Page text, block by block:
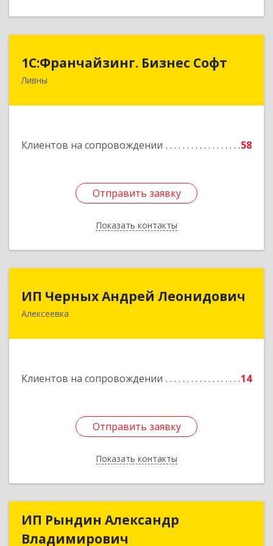
1C:Франчайзинг. Бизнес Софт
Ливны
Клиентов на сопровождении 58
Отправить заявку
Показать контакты
1C:Франчайзинг. Бизнес Софт
303851, Орловская обл, Ливны г, Гайдара ул,
Отправить заявку
Назад
ИП Черных Андрей Леонидович
Алексеевка
Клиентов на сопровождении 14
Отправить заявку
Показать контакты
ИП Черных Андрей Леонидович
309850, Белгородская обл, Алексеевский р-н,
Отправить заявку
Назад
ИП Рындин Александр
Владимирович
ИП Рындин Александр